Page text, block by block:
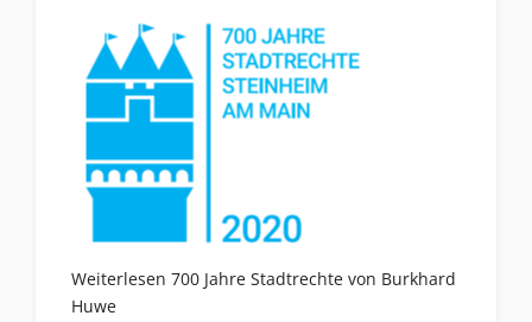
Weiterlesen 700 Jahre Stadtrechte von Burkhard
Huwe